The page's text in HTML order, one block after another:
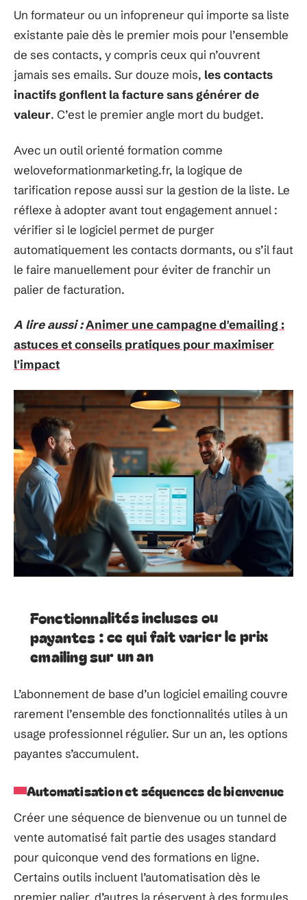
Un formateur ou un infopreneur qui importe sa liste
existante paie dès le premier mois pour l’ensemble
de ses contacts, y compris ceux qui n’ouvrent
jamais ses emails. Sur douze mois, les contacts
inactifs gonflent la facture sans générer de
valeur. C’est le premier angle mort du budget.
Avec un outil orienté formation comme
weloveformationmarketing.fr, la logique de
tarification repose aussi sur la gestion de la liste. Le
réflexe à adopter avant tout engagement annuel :
vérifier si le logiciel permet de purger
automatiquement les contacts dormants, ou s’il faut
le faire manuellement pour éviter de franchir un
palier de facturation.
A lire aussi :Animer une campagne d'emailing :
astuces et conseils pratiques pour maximiser
l'impact
Fonctionnalités incluses ou
payantes : ce qui fait varier le prix
emailing sur un an
L’abonnement de base d’un logiciel emailing couvre
rarement l’ensemble des fonctionnalités utiles à un
usage professionnel régulier. Sur un an, les options
payantes s’accumulent.
Automatisation et séquences de bienvenue
Créer une séquence de bienvenue ou un tunnel de
vente automatisé fait partie des usages standard
pour quiconque vend des formations en ligne.
Certains outils incluent l’automatisation dès le
premier palier, d’autres la réservent à des formules